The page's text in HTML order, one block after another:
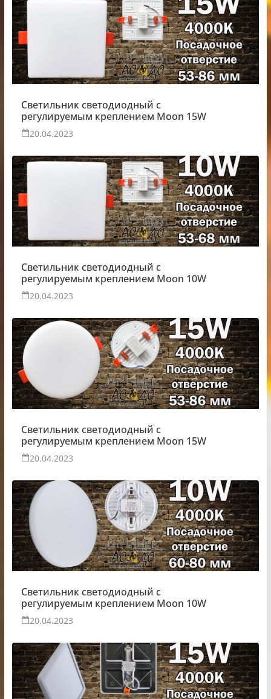
Светильник светодиодный с
регулируемым креплением Moon 15W
20.04.2023
Светильник светодиодный с
регулируемым креплением Moon 10W
20.04.2023
Светильник светодиодный с
регулируемым креплением Moon 15W
20.04.2023
Светильник светодиодный с
регулируемым креплением Moon 10W
20.04.2023